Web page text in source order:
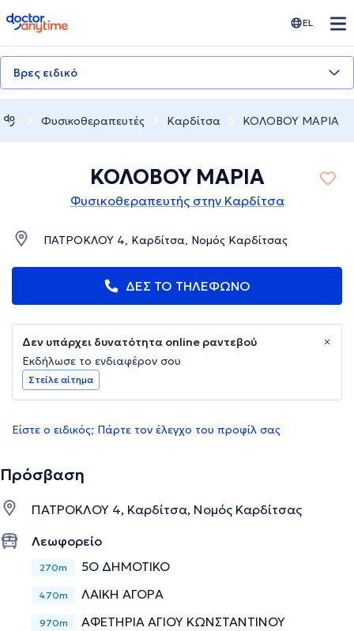
doctoranytime EL
Βρες ειδικό
Φυσικοθεραπευτές Καρδίτσα ΚΟΛΟΒΟΥ ΜΑΡΙΑ
ΚΟΛΟΒΟΥ ΜΑΡΙΑ
Φυσικοθεραπευτής στην Καρδίτσα
ΠΑΤΡΟΚΛΟΥ 4, Καρδίτσα, Νομός Καρδίτσας
ΔΕΣ ΤΟ ΤΗΛΕΦΩΝΟ
Δεν υπάρχει δυνατότητα online ραντεβού
Εκδήλωσε το ενδιαφέρον σου
Στείλε αίτημα
Είστε ο ειδικός; Πάρτε τον έλεγχο του προφίλ σας
Πρόσβαση
ΠΑΤΡΟΚΛΟΥ 4, Καρδίτσα, Νομός Καρδίτσας
Λεωφορείο
270m 5Ο ΔΗΜΟΤΙΚΟ
470m ΛΑΙΚΗ ΑΓΟΡΑ
970m ΑΦΕΤΗΡΙΑ ΑΓΙΟΥ ΚΩΝΣΤΑΝΤΙΝΟΥ